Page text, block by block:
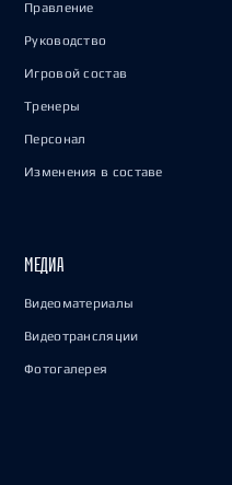
Правление
Руководство
Игровой состав
Тренеры
Персонал
Изменения в составе
МЕДИА
Видеоматериалы
Видеотрансляции
Фотогалерея